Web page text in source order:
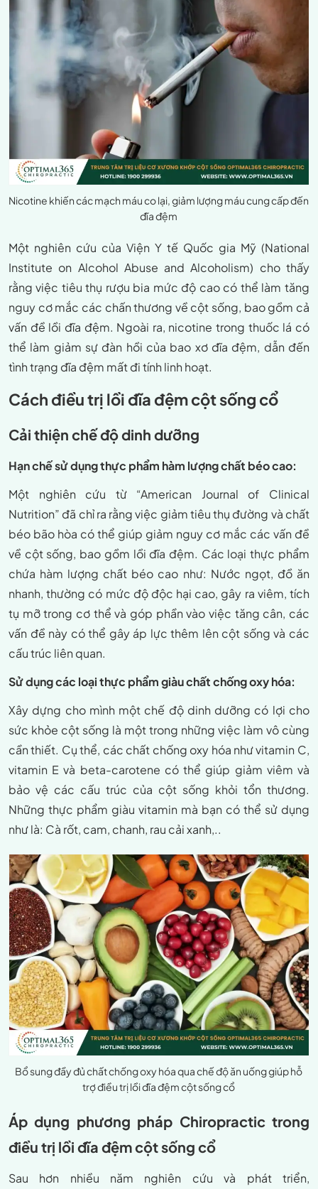
Nicotine khiến các mạch máu co lại, giảm lượng máu cung cấp đến
đĩa đệm
Một nghiên cứu của Viện Y tế Quốc gia Mỹ (National
Institute on Alcohol Abuse and Alcoholism) cho thấy
rằng việc tiêu thụ rượu bia mức độ cao có thể làm tăng
nguy cơ mắc các chấn thương về cột sống, bao gồm cả
vấn đề lồi đĩa đệm. Ngoài ra, nicotine trong thuốc lá có
thể làm giảm sự đàn hồi của bao xơ đĩa đệm, dẫn đến
tình trạng đĩa đệm mất đi tính linh hoạt.
Cách điều trị lồi đĩa đệm cột sống cổ
Cải thiện chế độ dinh dưỡng
Hạn chế sử dụng thực phẩm hàm lượng chất béo cao:
Một nghiên cứu từ “American Journal of Clinical
Nutrition” đã chỉ ra rằng việc giảm tiêu thụ đường và chất
béo bão hòa có thể giúp giảm nguy cơ mắc các vấn đề
về cột sống, bao gồm lồi đĩa đệm. Các loại thực phẩm
chứa hàm lượng chất béo cao như: Nước ngọt, đồ ăn
nhanh, thường có mức độ độc hại cao, gây ra viêm, tích
tụ mỡ trong cơ thể và góp phần vào việc tăng cân, các
vấn đề này có thể gây áp lực thêm lên cột sống và các
cấu trúc liên quan.
Sử dụng các loại thực phẩm giàu chất chống oxy hóa:
Xây dựng cho mình một chế độ dinh dưỡng có lợi cho
sức khỏe cột sống là một trong những việc làm vô cùng
cần thiết. Cụ thể, các chất chống oxy hóa như vitamin C,
vitamin E và beta-carotene có thể giúp giảm viêm và
bảo vệ các cấu trúc của cột sống khỏi tổn thương.
Những thực phẩm giàu vitamin mà bạn có thể sử dụng
như là: Cà rốt, cam, chanh, rau cải xanh,..
Bổ sung đầy đủ chất chống oxy hóa qua chế độ ăn uống giúp hỗ
trợ điều trị lồi đĩa đệm cột sống cổ
Áp dụng phương pháp Chiropractic trong
điều trị lồi đĩa đệm cột sống cổ
Sau hơn nhiều năm nghiên cứu và phát triển,